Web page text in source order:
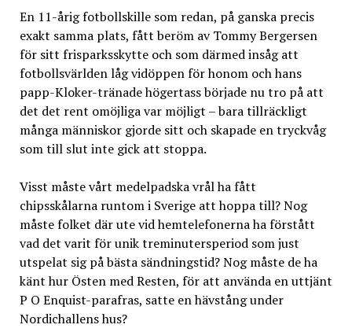
En 11-årig fotbollskille som redan, på ganska precis
exakt samma plats, fått beröm av Tommy Bergersen
för sitt frisparksskytte och som därmed insåg att
fotbollsvärlden låg vidöppen för honom och hans
papp-Kloker-tränade högertass började nu tro på att
det det rent omöjliga var möjligt – bara tillräckligt
många människor gjorde sitt och skapade en tryckvåg
som till slut inte gick att stoppa.
Visst måste vårt medelpadska vrål ha fått
chipsskålarna runtom i Sverige att hoppa till? Nog
måste folket där ute vid hemtelefonerna ha förstått
vad det varit för unik treminutersperiod som just
utspelat sig på bästa sändningstid? Nog måste de ha
känt hur Östen med Resten, för att använda en uttjänt
P O Enquist-parafras, satte en hävstång under
Nordichallens hus?